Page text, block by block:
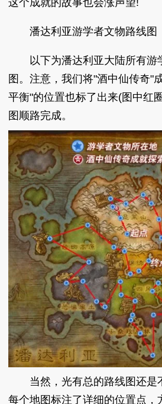
这个成就的故事也会涨声望!
潘达利亚游学者文物路线图
以下为潘达利亚大陆所有游
图。注意，我们将"酒中仙传奇"
平衡"的位置也标了出来(图中红
图顺路完成。
当然，光有总的路线图还是
每个地图标注了详细的位置点，